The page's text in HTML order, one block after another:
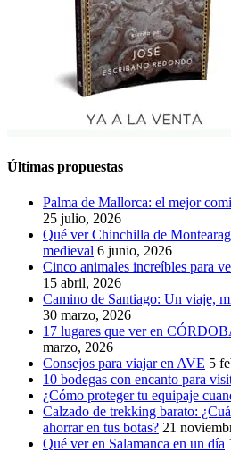
Últimas propuestas
Palma de Mallorca: el mejor
25 julio, 2026
Qué ver Chinchilla de
medieval 6 junio, 2026
Cinco animales increíbles para
15 abril, 2026
Camino de Santiago: Un viaje,
30 marzo, 2026
17 lugares que ver en
marzo, 2026
Consejos para viajar en AVE 5
10 bodegas con encanto para
¿Cómo proteger tu equipaje
Calzado de trekking barato:
ahorrar en tus botas? 21
Qué ver en Salamanca en un día